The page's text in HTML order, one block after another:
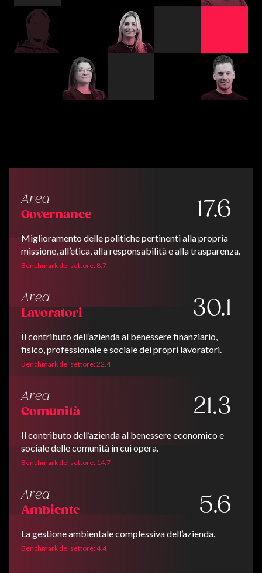
Area
Governance 17.6
Miglioramento delle politiche pertinenti alla propria
missione, all’etica, alla responsabilità e alla trasparenza.
Benchmark del settore: 8.7
Area
Lavoratori 30.1
Il contributo dell’azienda al benessere finanziario,
fisico, professionale e sociale dei propri lavoratori.
Benchmark del settore: 22.4
Area
Comunità 21.3
Il contributo dell’azienda al benessere economico e
sociale delle comunità in cui opera.
Benchmark del settore: 14.7
Area
Ambiente 5.6
La gestione ambientale complessiva dell’azienda.
Benchmark del settore: 4.4